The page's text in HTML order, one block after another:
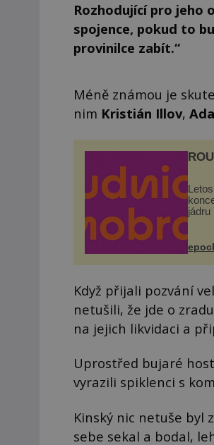
Rozhodující pro jeho
spojence, pokud to
provinilce zabít.“
Méně známou je
nim Kristián Illov,
jádru
těšit
Když přijali pozvání
netušili, že jde o
na jejich likvidaci a
Uprostřed bujaré
vyrazili spiklenci s
Kinský nic netuše byl
sebe sekal a bodal,